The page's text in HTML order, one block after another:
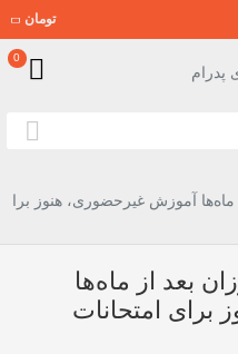
تومان
0
آموزش غیرحضوری، هنوز برا
بعد از ماه‌ها
امتحانات